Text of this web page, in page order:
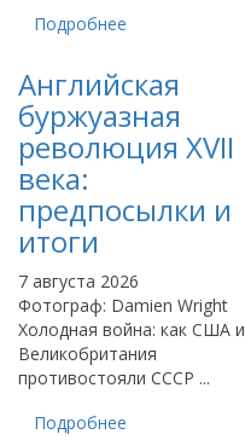
Подробнее
Английская
буржуазная
революция XVII
века:
предпосылки и
итоги
7 августа 2026
Фотограф: Damien Wright
Холодная война: как США и
Великобритания
противостояли СССР ...
Подробнее